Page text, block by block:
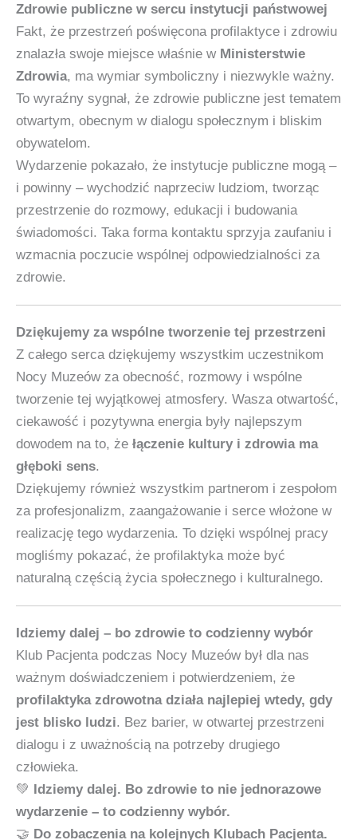
Zdrowie publiczne w sercu instytucji państwowej
Fakt, że przestrzeń poświęcona profilaktyce i zdrowiu
znalazła swoje miejsce właśnie w Ministerstwie
Zdrowia, ma wymiar symboliczny i niezwykle ważny.
To wyraźny sygnał, że zdrowie publiczne jest tematem
otwartym, obecnym w dialogu społecznym i bliskim
obywatelom.
Wydarzenie pokazało, że instytucje publiczne mogą –
i powinny – wychodzić naprzeciw ludziom, tworząc
przestrzenie do rozmowy, edukacji i budowania
świadomości. Taka forma kontaktu sprzyja zaufaniu i
wzmacnia poczucie wspólnej odpowiedzialności za
zdrowie.
Dziękujemy za wspólne tworzenie tej przestrzeni
Z całego serca dziękujemy wszystkim uczestnikom
Nocy Muzeów za obecność, rozmowy i wspólne
tworzenie tej wyjątkowej atmosfery. Wasza otwartość,
ciekawość i pozytywna energia były najlepszym
dowodem na to, że łączenie kultury i zdrowia ma
głęboki sens.
Dziękujemy również wszystkim partnerom i zespołom
za profesjonalizm, zaangażowanie i serce włożone w
realizację tego wydarzenia. To dzięki wspólnej pracy
mogliśmy pokazać, że profilaktyka może być
naturalną częścią życia społecznego i kulturalnego.
Idziemy dalej – bo zdrowie to codzienny wybór
Klub Pacjenta podczas Nocy Muzeów był dla nas
ważnym doświadczeniem i potwierdzeniem, że
profilaktyka zdrowotna działa najlepiej wtedy, gdy
jest blisko ludzi. Bez barier, w otwartej przestrzeni
dialogu i z uważnością na potrzeby drugiego
człowieka.
💚 Idziemy dalej. Bo zdrowie to nie jednorazowe
wydarzenie – to codzienny wybór.
🤝 Do zobaczenia na kolejnych Klubach Pacjenta.